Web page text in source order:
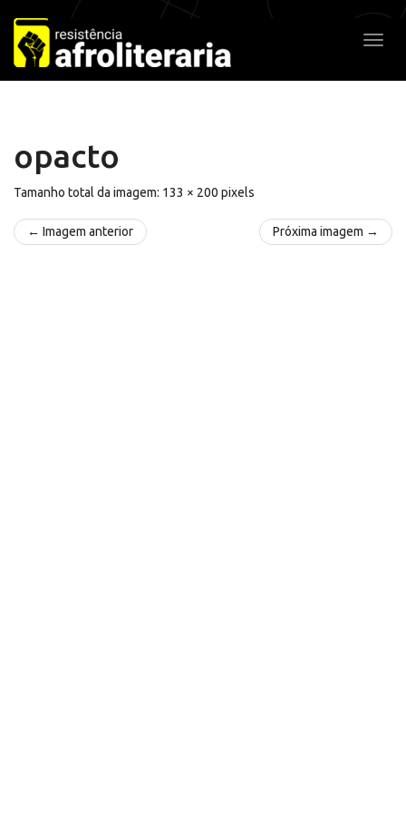
Pular
para
o
conteúdo
opacto
Tamanho total da imagem: 133 × 200 pixels
← Imagem anterior Próxima imagem →